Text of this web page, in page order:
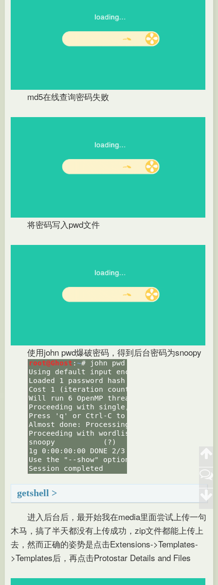
md5在线查询密码失败
将密码写入pwd文件
使用john pwd爆破密码，得到后台密码为snoopy
getshell
进入后台后，最开始我在media里面尝试上传一句
木马，搞了半天都没有上传成功，zip文件都能上传上
去，然而正确的姿势是点击Extensions-> Templates-
>Templates后，再点击Protostar Details and Files